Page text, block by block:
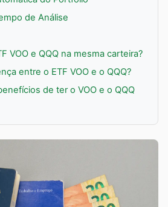
de Análise
VOO e QQQ na mesma carteira?
entre o ETF VOO e o QQQ?
de ter o VOO e o QQQ